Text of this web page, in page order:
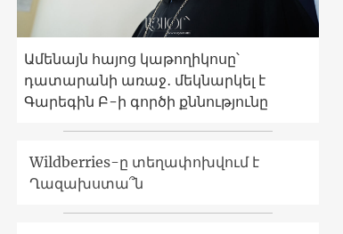
Ամենայն հայոց կաթողիկոսը՝
դատարանի առաջ․ մեկնարկել է
Գարեգին Բ-ի գործի քննությունը
Wildberries-ը տեղափոխվում է
Ղազախստա՞ն